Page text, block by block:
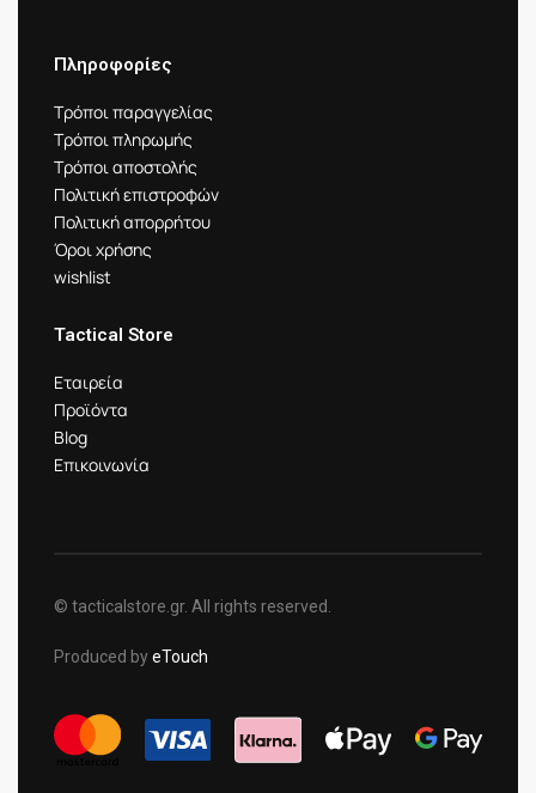
Πληροφορίες
Τρόποι παραγγελίας
Τρόποι πληρωμής
Τρόποι αποστολής
Πολιτική επιστροφών
Πολιτική απορρήτου
Όροι χρήσης
wishlist
Tactical Store
Εταιρεία
Προϊόντα
Blog
Επικοινωνία
© tacticalstore.gr. All rights reserved.
Produced byeTouch